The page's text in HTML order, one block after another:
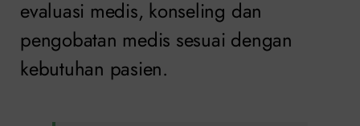
evaluasi medis, konseling dan
pengobatan medis sesuai dengan
kebutuhan pasien.